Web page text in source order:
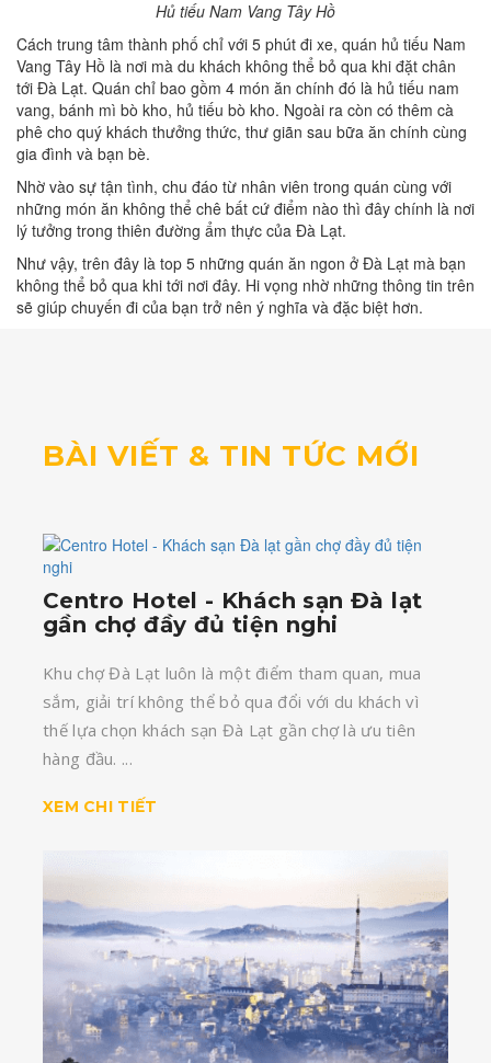
Hủ tiếu Nam Vang Tây Hồ
Cách trung tâm thành phố chỉ với 5 phút đi xe, quán hủ tiếu Nam
Vang Tây Hồ là nơi mà du khách không thể bỏ qua khi đặt chân
tới Đà Lạt. Quán chỉ bao gồm 4 món ăn chính đó là hủ tiếu nam
vang, bánh mì bò kho, hủ tiếu bò kho. Ngoài ra còn có thêm cà
phê cho quý khách thưởng thức, thư giãn sau bữa ăn chính cùng
gia đình và bạn bè.
Nhờ vào sự tận tình, chu đáo từ nhân viên trong quán cùng với
những món ăn không thể chê bất cứ điểm nào thì đây chính là nơi
lý tưởng trong thiên đường ẩm thực của Đà Lạt.
Như vậy, trên đây là top 5 những quán ăn ngon ở Đà Lạt mà bạn
không thể bỏ qua khi tới nơi đây. Hi vọng nhờ những thông tin trên
sẽ giúp chuyến đi của bạn trở nên ý nghĩa và đặc biệt hơn.
BÀI VIẾT & TIN TỨC MỚI
Centro Hotel - Khách sạn Đà lạt
gần chợ đầy đủ tiện nghi
Khu chợ Đà Lạt luôn là một điểm tham quan, mua
sắm, giải trí không thể bỏ qua đổi với du khách vì
thế lựa chọn khách sạn Đà Lạt gần chợ là ưu tiên
hàng đầu. ...
XEM CHI TIẾT